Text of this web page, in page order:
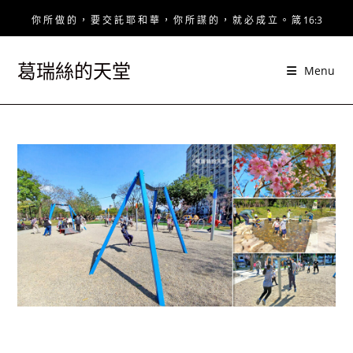
你 所 做 的 ， 要 交 託 耶 和 華 ， 你 所 謀 的 ， 就 必 成 立 。 箴 16:3
葛瑞絲的天堂 Menu